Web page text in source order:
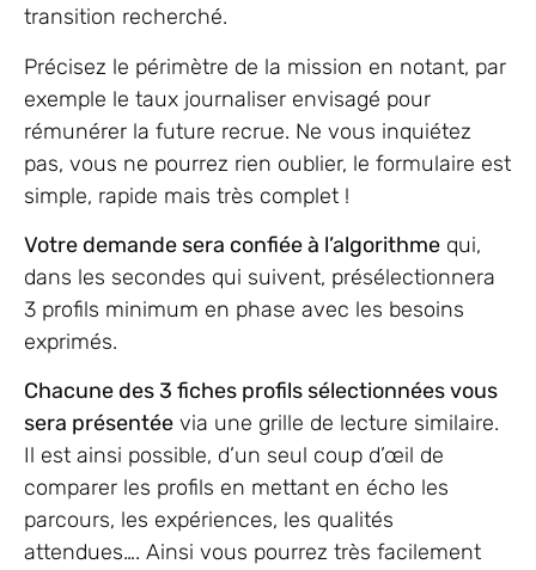
transition recherché.
Précisez le périmètre de la mission en notant, par
exemple le taux journaliser envisagé pour
rémunérer la future recrue. Ne vous inquiétez
pas, vous ne pourrez rien oublier, le formulaire est
simple, rapide mais très complet !
Votre demande sera confiée à l’algorithme qui,
dans les secondes qui suivent, présélectionnera
3 profils minimum en phase avec les besoins
exprimés.
Chacune des 3 fiches profils sélectionnées vous
sera présentée via une grille de lecture similaire.
Il est ainsi possible, d’un seul coup d’œil de
comparer les profils en mettant en écho les
parcours, les expériences, les qualités
attendues…. Ainsi vous pourrez très facilement